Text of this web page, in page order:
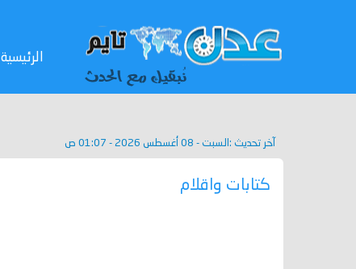
الرئيسية
آخر تحديث : السبت - 08 أغسطس 2026 - 01:07 ص
كتابات واقلام